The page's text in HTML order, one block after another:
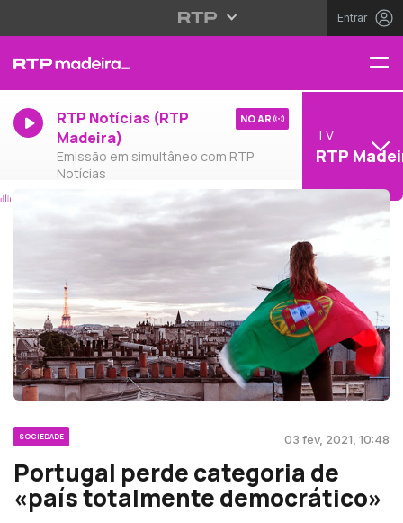
Entrar
RTP Notícias (RTP
Madeira)
Emissão em simultâneo com RTP
Notícias
NO AR
TV
RTP
SOCIEDADE 03 fev, 2021, 10:48
Portugal perde categoria de
«país totalmente democrático»